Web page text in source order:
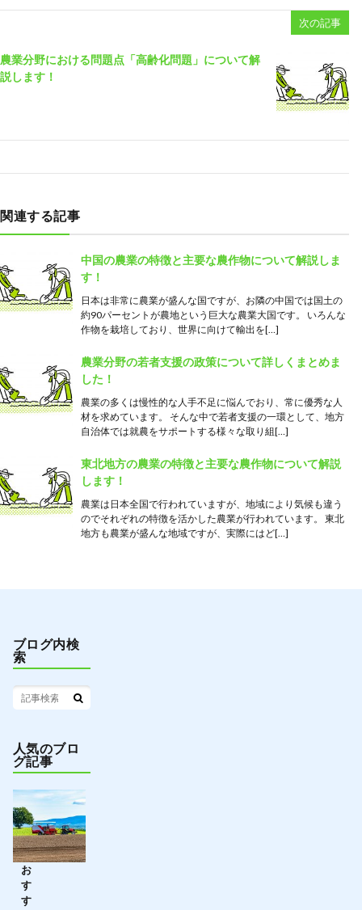
次の記事
農業分野における問題点「高齢化問題」について解
説します！
関連する記事
中国の農業の特徴と主要な農作物について解説しま
す！
日本は非常に農業が盛んな国ですが、お隣の中国では国土の
約90パーセントが農地という巨大な農業大国です。 いろんな
作物を栽培しており、世界に向けて輸出を[…]
農業分野の若者支援の政策について詳しくまとめま
した！
農業の多くは慢性的な人手不足に悩んでおり、常に優秀な人
材を求めています。 そんな中で若者支援の一環として、地方
自治体では就農をサポートする様々な取り組[…]
東北地方の農業の特徴と主要な農作物について解説
します！
農業は日本全国で行われていますが、地域により気候も違う
のでそれぞれの特徴を活かした農業が行われています。 東北
地方も農業が盛んな地域ですが、実際にはど[…]
ブログ内検
索
人気のブロ
グ記事
お
す
す